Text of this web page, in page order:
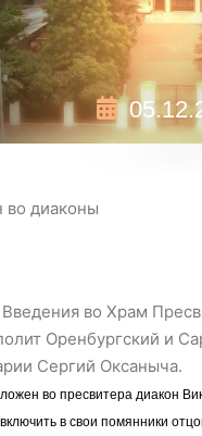
во диаконы
Введения во Храм
Оренбургский и
Сергий Оксаныча.
во пресвитера диакон
в свои помянники